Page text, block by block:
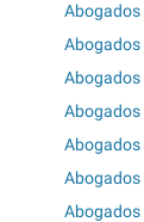
Abogados
Abogados
Abogados
Abogados
Abogados
Abogados
Abogados